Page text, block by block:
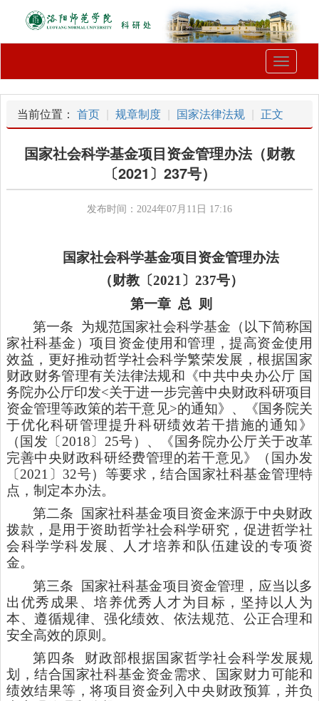
Toggle
当前位置： 首页 规章制度 国家法律法规 正文
国家社会科学基金项目资金管理办法（财教
〔2021〕237号）
发布时间：2024年07月11日 17:16
国家社会科学基金项目资金管理办法
（财教〔2021〕237号）
第一章总 则
第一条 为规范国家社会科学基金（以下简称国
家社科基金）项目资金使用和管理，提高资金使用
效益，更好推动哲学社会科学繁荣发展，根据国家
财政财务管理有关法律法规和《中共中央办公厅 国
务院办公厅印发<关于进一步完善中央财政科研项目
资金管理等政策的若干意见>的通知》、《国务院关
于优化科研管理提升科研绩效若干措施的通知》
（国发〔2018〕25号）、《国务院办公厅关于改革
完善中央财政科研经费管理的若干意见》（国办发
〔2021〕32号）等要求，结合国家社科基金管理特
点，制定本办法。
第二条 国家社科基金项目资金来源于中央财政
拨款，是用于资助哲学社会科学研究，促进哲学社
会科学学科发展、人才培养和队伍建设的专项资
金。
第三条 国家社科基金项目资金管理，应当以多
出优秀成果、培养优秀人才为目标，坚持以人为
本、遵循规律、强化绩效、依法规范、公正合理和
安全高效的原则。
第四条
财政部根据国家哲学社会科学发展规
划，结合国家社科基金资金需求、国家财力可能和
绩效结果等，将项目资金列入中央财政预算，并负